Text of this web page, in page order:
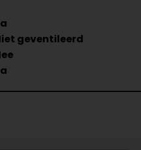
geventileerd